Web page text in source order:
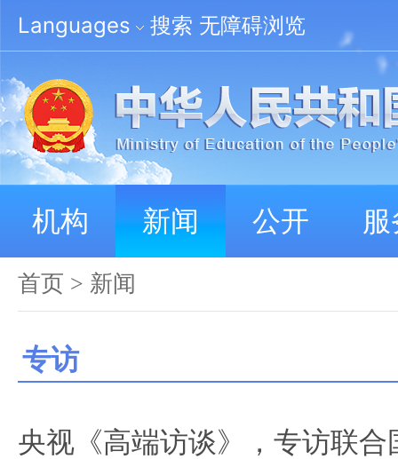
Languages 搜索 无障碍浏览
机构 新闻 公开
首页 > 新闻
专访
央视《高端访谈》，专访联